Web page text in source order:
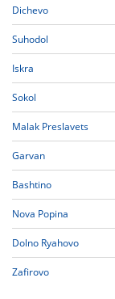
Dichevo
Suhodol
Iskra
Sokol
Malak Preslavets
Garvan
Bashtino
Nova Popina
Dolno Ryahovo
Zafirovo